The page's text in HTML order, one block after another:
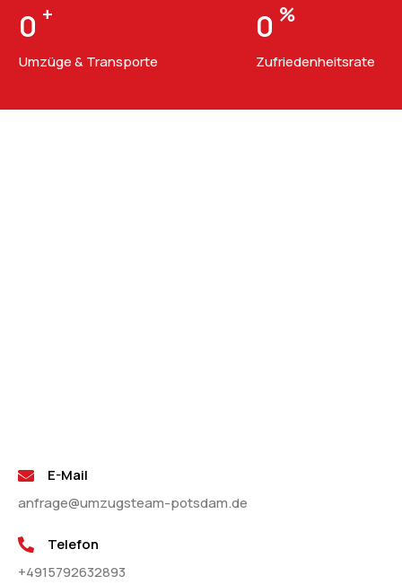
0 +
Umzüge & Transporte
0 %
Zufriedenheitsrate
E-Mail
anfrage@umzugsteam-potsdam.de
Telefon
+4915792632893